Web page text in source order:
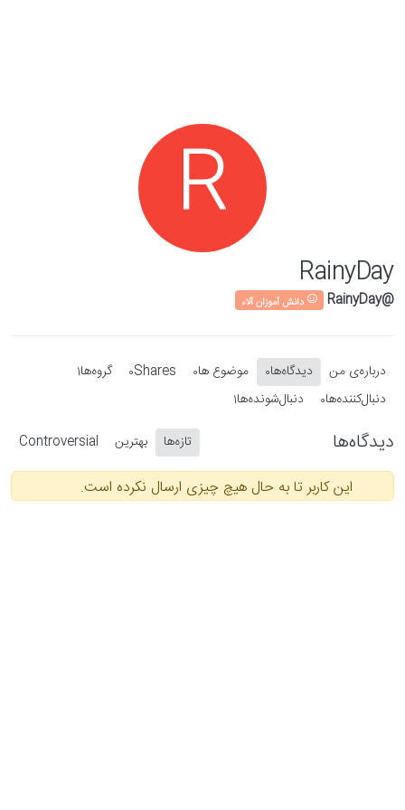
R
RainyDay
@RainyDay دانش آموزان آلاء
درباره‌‌ی من دیدگاه‌ها0 موضوع ها0
Shares
0 گروه‌ها1
دنبال‌کننده‌ها0 دنبال‌شونده‌ها1
دیدگاه‌ها تازه‌ها بهترین Controversial
این کاربر تا به حال هیچ چیزی ارسال نکرده است.